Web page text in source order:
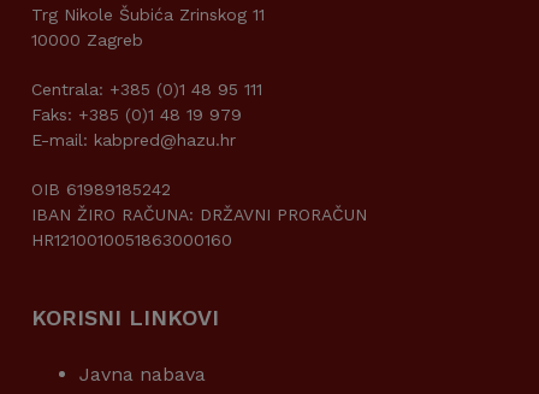
Trg Nikole Šubića Zrinskog 11
10000 Zagreb
Centrala: +385 (0)1 48 95 111
Faks: +385 (0)1 48 19 979
E-mail: kabpred@hazu.hr
OIB 61989185242
IBAN ŽIRO RAČUNA: DRŽAVNI PRORAČUN
HR1210010051863000160
KORISNI LINKOVI
Javna nabava